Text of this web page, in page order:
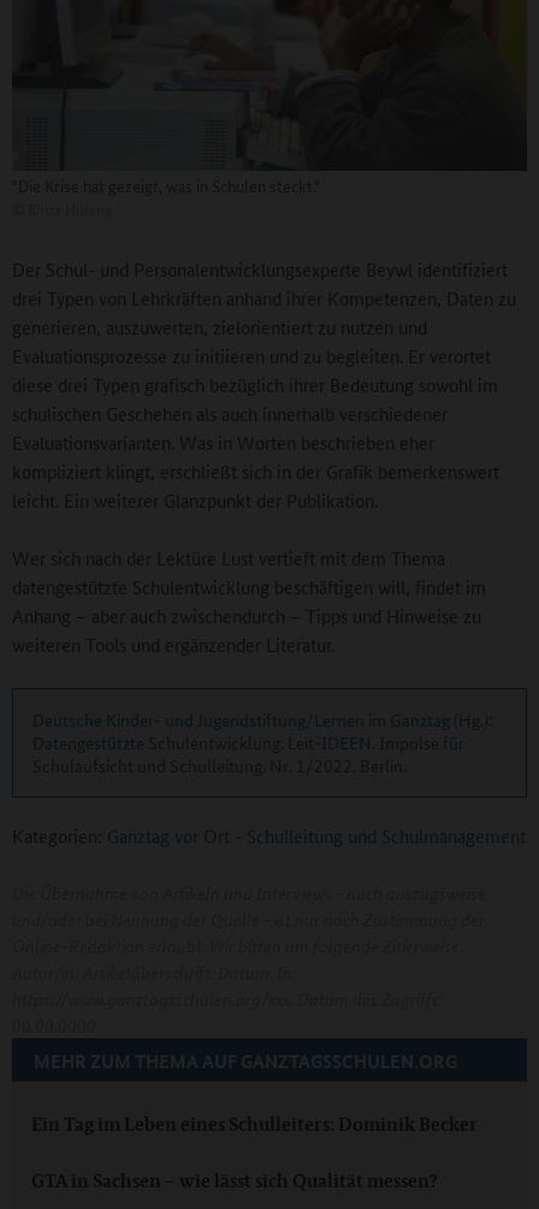
Der Schul- und Personalentwicklungsexperte Beywl identifiziert
drei Typen von Lehrkräften anhand ihrer Kompetenzen, Daten zu
generieren, auszuwerten, zielorientiert zu nutzen und
Evaluationsprozesse zu initiieren und zu begleiten. Er verortet
diese drei Typen grafisch bezüglich ihrer Bedeutung sowohl im
schulischen Geschehen als auch innerhalb verschiedener
Evaluationsvarianten. Was in Worten beschrieben eher
kompliziert klingt, erschließt sich in der Grafik bemerkenswert
leicht. Ein weiterer Glanzpunkt der Publikation.
Wer sich nach der Lektüre Lust vertieft mit dem Thema
datengestützte Schulentwicklung beschäftigen will, findet im
Anhang – aber auch zwischendurch – Tipps und Hinweise zu
weiteren Tools und ergänzender Literatur.
Deutsche Kinder- und Jugendstiftung/Lernen im Ganztag (Hg.):
Datengestützte Schulentwicklung. Leit-IDEEN. Impulse für
Schulaufsicht und Schulleitung. Nr. 1/2022. Berlin.
Kategorien: Ganztag vor Ort - Schulleitung und Schulmanagement
MEHR ZUM THEMA AUF GANZTAGSSCHULEN.ORG
Ein Tag im Leben eines Schulleiters: Dominik Becker
GTA in Sachsen – wie lässt sich Qualität messen?